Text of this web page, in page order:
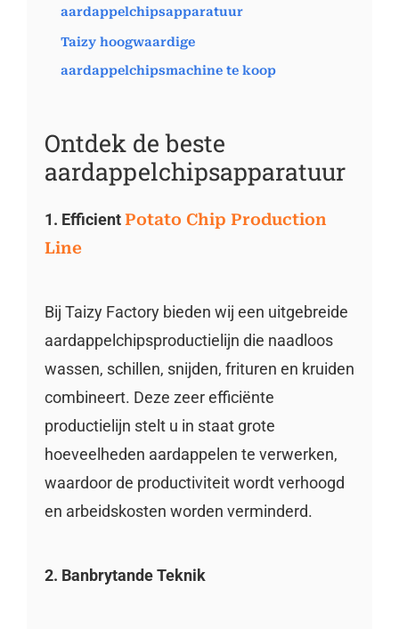
aardappelchipsapparatuur
Taizy hoogwaardige
aardappelchipsmachine te koop
Ontdek de beste
aardappelchipsapparatuur
1. EfficientPotato Chip Production
Line
Bij Taizy Factory bieden wij een uitgebreide
aardappelchipsproductielijn die naadloos
wassen, schillen, snijden, frituren en kruiden
combineert. Deze zeer efficiënte
productielijn stelt u in staat grote
hoeveelheden aardappelen te verwerken,
waardoor de productiviteit wordt verhoogd
en arbeidskosten worden verminderd.
2. Banbrytande Teknik